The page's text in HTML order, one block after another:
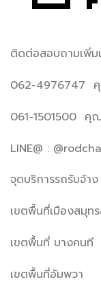
ติดต่อสอบถามเพิ่ม
062-4976747 คุ
061-1501500 คุ
LINE@ :
จุดบริการรถรับจ้า
เขตพื้นที่เมืองสมุท
เขตพื้นที่ บางคนที
เขตพื้นที่อัมพวา